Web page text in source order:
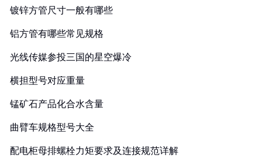
镀锌方管尺寸一般有哪些
铝方管有哪些常见规格
光线传媒参投三国的星空爆冷
横担型号对应重量
锰矿石产品化合水含量
曲臂车规格型号大全
配电柜母排螺栓力矩要求及连接规范详解